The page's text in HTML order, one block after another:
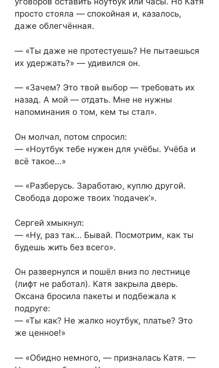
просто стояла — спокойная и, казалось,
даже облегчённая.
— «Ты даже не протестуешь? Не пытаешься
их удержать?» — удивился он.
— «Зачем? Это твой выбор — требовать их
назад. А мой — отдать. Мне не нужны
напоминания о том, кем ты стал».
Он молчал, потом спросил:
— «Ноутбук тебе нужен для учёбы. Учёба и
всё такое…»
— «Разберусь. Заработаю, куплю другой.
Свобода дороже твоих ‘подачек’».
Сергей хмыкнул:
— «Ну, раз так… Бывай. Посмотрим, как ты
будешь жить без всего».
Он развернулся и пошёл вниз по лестнице
(лифт не работал). Катя закрыла дверь.
Оксана бросила пакеты и подбежала к
подруге:
— «Ты как? Не жалко ноутбук, платье? Это
же ценное!»
— «Обидно немного, — призналась Катя. —